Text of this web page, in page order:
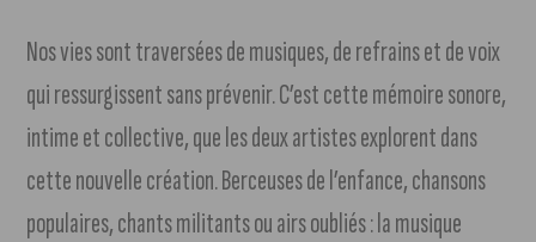
Nos vies sont traversées de musiques, de refrains et de voix
qui ressurgissent sans prévenir. C’est cette mémoire sonore,
intime et collective, que les deux artistes explorent dans
cette nouvelle création. Berceuses de l’enfance, chansons
populaires, chants militants ou airs oubliés : la musique